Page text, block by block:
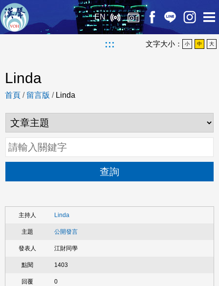
EN
::: 文字大小： 小 中 大
Linda
首頁 / 留言版 / Linda
查詢
Linda
公開發言
江財同學
1403
0